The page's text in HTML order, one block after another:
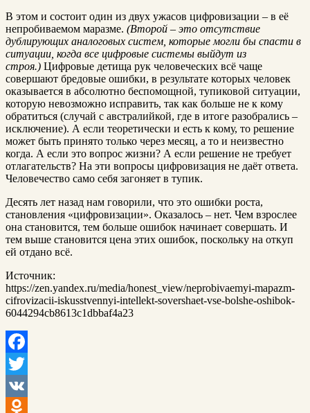
В этом и состоит один из двух ужacов цифровизации – в её
непробиваемом мapaзме. (Второй – это отсутствие
дублирующих аналоговых систем, которые могли бы спасти в
ситуации, когда все цифровые системы выйдут из
строя.) Цифровые детища рук человеческих всё чаще
совершают бредовые ошибки, в результате которых человек
оказывается в абсолютно беспомощной, тупиковой ситуации,
которую невозможно исправить, так как больше не к кому
обратиться (случай с австралийкой, где в итоге разобрались –
исключение). А если теоретически и есть к кому, то решение
может быть принято только через месяц, а то и неизвестно
когда. А если это вопрос жизни? А если решение не требует
отлагательств? На эти вопросы цифровизация не даёт ответа.
Человечество само себя загоняет в тупик.
Десять лет назад нам говорили, что это ошибки роста,
становления «цифровизации». Оказалось – нет. Чем взрослее
она становится, тем больше ошибок начинает совершать. И
тем выше становится цена этих ошибок, поскольку на откуп
ей отдано всё.
Источник:
https://zen.yandex.ru/media/honest_view/neprobivaemyi-mapazm-
cifrovizacii-iskusstvennyi-intellekt-sovershaet-vse-bolshe-oshibok-
6044294cb8613c1dbbaf4a23
Facebook
Twitter
VK